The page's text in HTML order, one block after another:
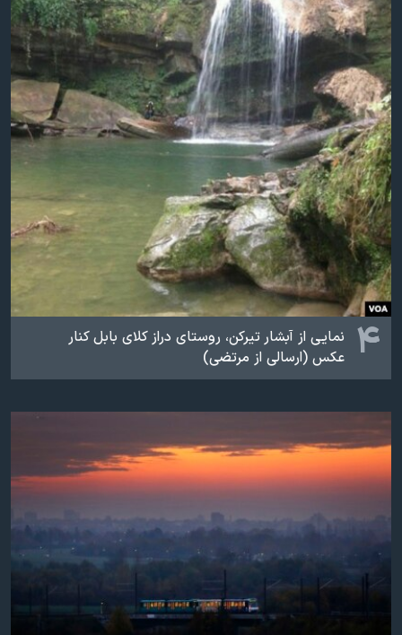
۴
نمایی از آبشار تیرکن، روستای دراز کلای بابل کنار
عکس (ارسالی از مرتضی)